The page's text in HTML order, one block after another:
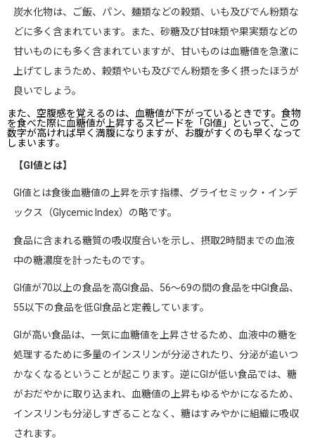
炭水化物は、ご飯、パン、麺類などの穀類、いも及びでん粉類な
どに多く含まれています。また、砂糖及び甘味類や果実類などの
甘いものにも多く含まれていますが、甘いものは血糖値を急激に
上げてしまうため、穀類やいも及びでん粉類を多く摂ったほうが
良いでしょう。
また、空腹感を覚えるのは、血糖値が下がっているときです。食物
を食べた際に血糖値が上昇するスピードを「GI値」といって、この
数字が高ければ早く満腹になりますが、お腹がすくのも早くなって
しまいます。
【GI 値とは】
GI 値とは食後血糖値の上昇を示す指標、グライセミック・インデ
ックス（Glycemic Index）の略です。
食品に含まれる糖質の吸収度合いを示し、摂取2時間までの血液
中の糖濃度を計ったものです。
GI 値が70以上の食品を高GI 食品、 56～69の間の食品を中GI 食品、
55以下の食品を低GI 食品と定義しています。
GI が高い食品は、一気に血糖値を上昇させるため、血液中の糖を
処理するために多量のインスリンが分泌されたり、分泌が追いつ
かなくなるということが起こります。逆にGI が低い食品では、糖
がおだやかに取り込まれ、血糖値の上昇もゆるやかになるため、
インスリンも分泌しすぎることなく、糖はすみやかに組織に吸収
されます。